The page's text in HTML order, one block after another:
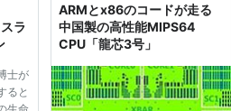
ラ
士が
ると
ARMとx86のコードが走る
中国製の高性能MIPS64
CPU「龍芯3号」